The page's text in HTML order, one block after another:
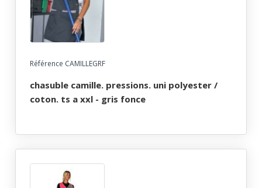
Référence CAMILLEGRF
chasuble camille. pressions. uni polyester /
coton. ts a xxl - gris fonce